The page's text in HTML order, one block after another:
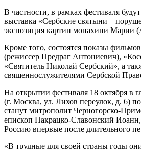
В частности, в рамках фестиваля
выставка «Сербские святыни –
экспозиция картин монахини Марии
Кроме того, состоятся показы
(режиссер Предраг Антониевич),
«Святитель Николай Сербский», а
священнослужителями Сербской
На открытии фестиваля 18 октября в
(г. Москва, ул. Лихов переулок, д. 6)
станут митрополит Черногорско-
епископ Пакрацко-Славонский Иоанн,
Россию впервые после длительного
«В трудные для своей страны годы